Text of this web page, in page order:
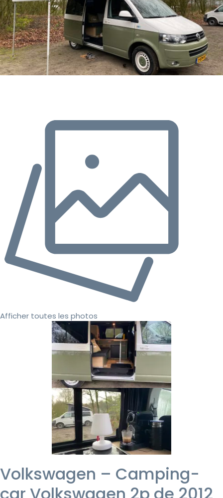
Afficher toutes les photos
Volkswagen – Camping-